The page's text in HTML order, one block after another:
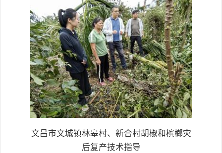
文昌市文城镇林皋村、新合村胡椒和槟榔灾
后复产技术指导